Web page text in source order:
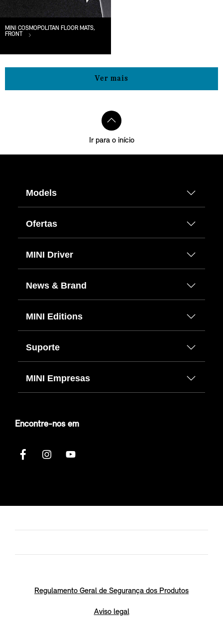
MINI COSMOPOLITAN FLOOR MATS,
FRONT
Ver mais
Ir para o início
Models
Ofertas
MINI Driver
News & Brand
MINI Editions
Suporte
MINI Empresas
Encontre-nos em
Regulamento Geral de Segurança dos Produtos
Aviso legal